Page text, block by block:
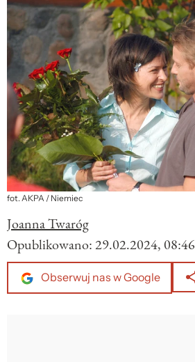
fot. AKPA / Niemiec
Joanna Twaróg
Opublikowano:29.02.2024, 08:46
Obserwuj nas w Google